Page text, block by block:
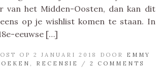
van het Midden-Oosten, dan kan dit
op je wishlist komen te staan. In
eeuwse […]
OP 2 JANUARI 2018 DOOR EMMY
, RECENSIE / 2 COMMENTS